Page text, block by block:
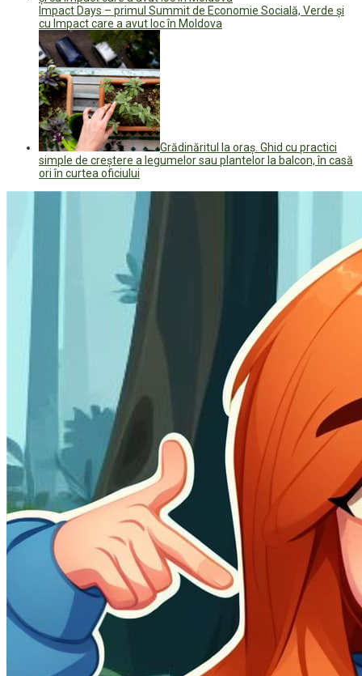
Impact Days – primul Summit de Economie Socială, Verde și
cu Impact care a avut loc în Moldova
Grădinăritul la oraș. Ghid cu practici
simple de creștere a legumelor sau plantelor la balcon, în casă
ori în curtea oficiului